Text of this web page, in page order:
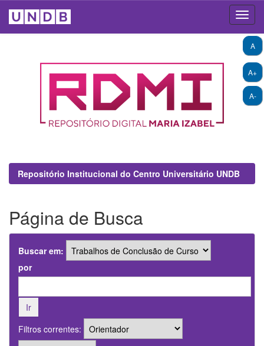
A+
A-
A
Repositório Institucional do Centro Universitário UNDB
Página de Busca
Buscar em:
por
Filtros correntes: